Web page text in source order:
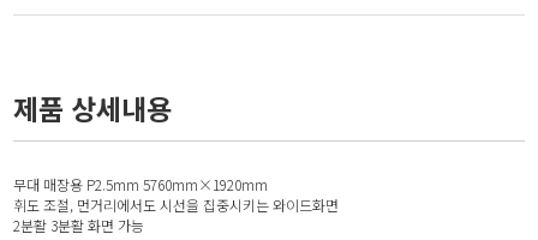
제품 상세내용
무대 매장용 P2.5mm 5760mm×1920mm
휘도 조절, 먼거리에서도 시선을 집중시키는 와이드화면
2분활 3분활 화면 가능